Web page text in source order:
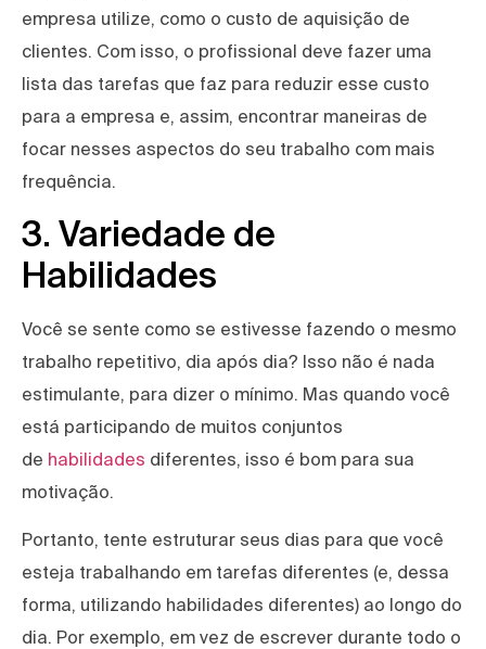
empresa utilize, como o custo de aquisição de
clientes. Com isso, o profissional deve fazer uma
lista das tarefas que faz para reduzir esse custo
para a empresa e, assim, encontrar maneiras de
focar nesses aspectos do seu trabalho com mais
frequência.
3. Variedade de
Habilidades
Você se sente como se estivesse fazendo o mesmo
trabalho repetitivo, dia após dia? Isso não é nada
estimulante, para dizer o mínimo. Mas quando você
está participando de muitos conjuntos
de habilidades diferentes, isso é bom para sua
motivação.
Portanto, tente estruturar seus dias para que você
esteja trabalhando em tarefas diferentes (e, dessa
forma, utilizando habilidades diferentes) ao longo do
dia. Por exemplo, em vez de escrever durante todo o